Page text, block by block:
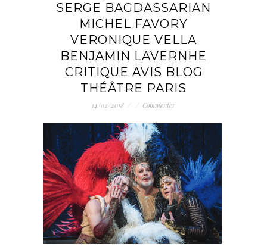
SERGE BAGDASSARIAN
MICHEL FAVORY
VERONIQUE VELLA
BENJAMIN LAVERNHE
CRITIQUE AVIS BLOG
THÉÂTRE PARIS
14/02/2018 / / Commenter